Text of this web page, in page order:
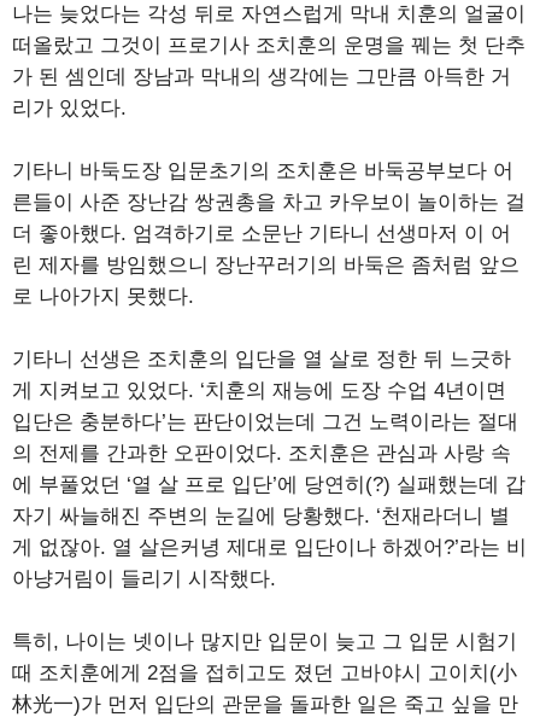
나는 늦었다는 각성 뒤로 자연스럽게 막내 치훈의 얼굴이
떠올랐고 그것이 프로기사 조치훈의 운명을 꿰는 첫 단추
가 된 셈인데 장남과 막내의 생각에는 그만큼 아득한 거
리가 있었다.
기타니 바둑도장 입문초기의 조치훈은 바둑공부보다 어
른들이 사준 장난감 쌍권총을 차고 카우보이 놀이하는 걸
더 좋아했다. 엄격하기로 소문난 기타니 선생마저 이 어
린 제자를 방임했으니 장난꾸러기의 바둑은 좀처럼 앞으
로 나아가지 못했다.
기타니 선생은 조치훈의 입단을 열 살로 정한 뒤 느긋하
게 지켜보고 있었다. ‘치훈의 재능에 도장 수업 4년이면
입단은 충분하다’는 판단이었는데 그건 노력이라는 절대
의 전제를 간과한 오판이었다. 조치훈은 관심과 사랑 속
에 부풀었던 ‘열 살 프로 입단’에 당연히(?) 실패했는데 갑
자기 싸늘해진 주변의 눈길에 당황했다. ‘천재라더니 별
게 없잖아. 열 살은커녕 제대로 입단이나 하겠어?’라는 비
아냥거림이 들리기 시작했다.
특히, 나이는 넷이나 많지만 입문이 늦고 그 입문 시험기
때 조치훈에게 2점을 접히고도 졌던 고바야시 고이치(小
林光一)가 먼저 입단의 관문을 돌파한 일은 죽고 싶을 만